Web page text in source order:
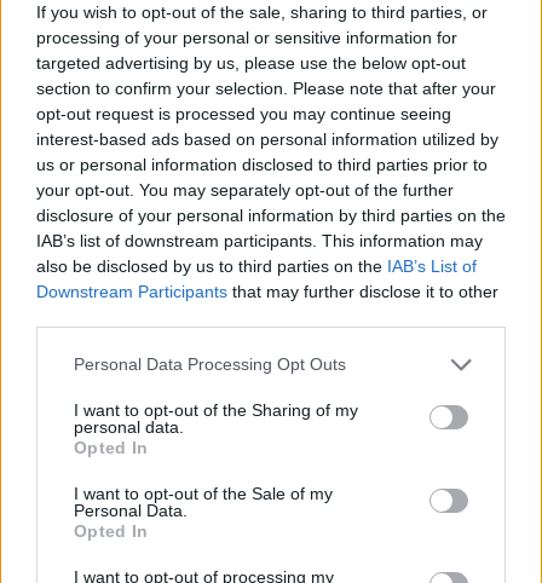
If you wish to opt-out of the sale, sharing to third parties, or
processing of your personal or sensitive information for
targeted advertising by us, please use the below opt-out
section to confirm your selection. Please note that after your
opt-out request is processed you may continue seeing
interest-based ads based on personal information utilized by
us or personal information disclosed to third parties prior to
your opt-out. You may separately opt-out of the further
disclosure of your personal information by third parties on the
IAB’s list of downstream participants. This information may
also be disclosed by us to third parties on the IAB’s List of
Downstream Participants that may further disclose it to other
Personal Data Processing Opt Outs
I want to opt-out of the Sharing of my
personal data.
Opted In
I want to opt-out of the Sale of my
Personal Data.
Opted In
I want to opt-out of processing my
essere diretta da Ismajli che ha svolto la
rifinitura in gruppo ed è recuperato.
Le probabili formazioni di Fiorentina-
Empoli
FIORENTINA(3-5-2): De Gea; Pongracic,
Marì, Ranieri; Folorunsho, Fagioli, Cataldi,
Mandragora, Gosens; Beltran,
Gudmundsson. All. Palladino.
Ismajli, Viti; Gyasi, Grassi, Anjorin, Pezzella;
Fazzini, Esposito; Colombo. All. D'Aversa.
Fiorentina-Empoli: dove vederla in tv